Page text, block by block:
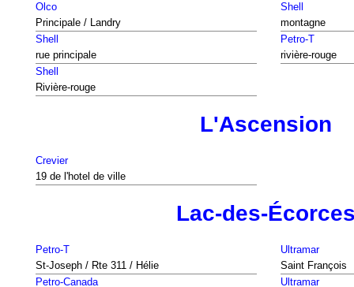
Olco
Principale / Landry
Shell
montagne
Shell
rue principale
Petro-T
rivière-rouge
Shell
Rivière-rouge
L'Ascension
Crevier
19 de l'hotel de ville
Lac-des-
Petro-T
St-Joseph / Rte 311 / Hélie
Ultramar
Saint François
Petro-Canada
Ultramar